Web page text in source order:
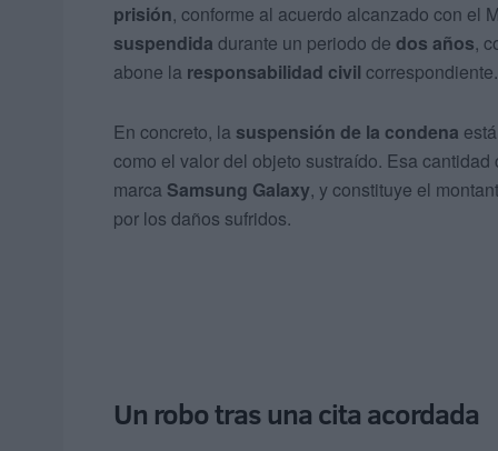
prisión, conforme al acuerdo alcanzado con el
suspendida durante un periodo de dos años,
abone la responsabilidad civil correspondiente.
En concreto, la suspensión de la condena
como el valor del objeto sustraído. Esa
marca Samsung Galaxy, y constituye el
por los daños sufridos.
Un robo tras una cita acordada